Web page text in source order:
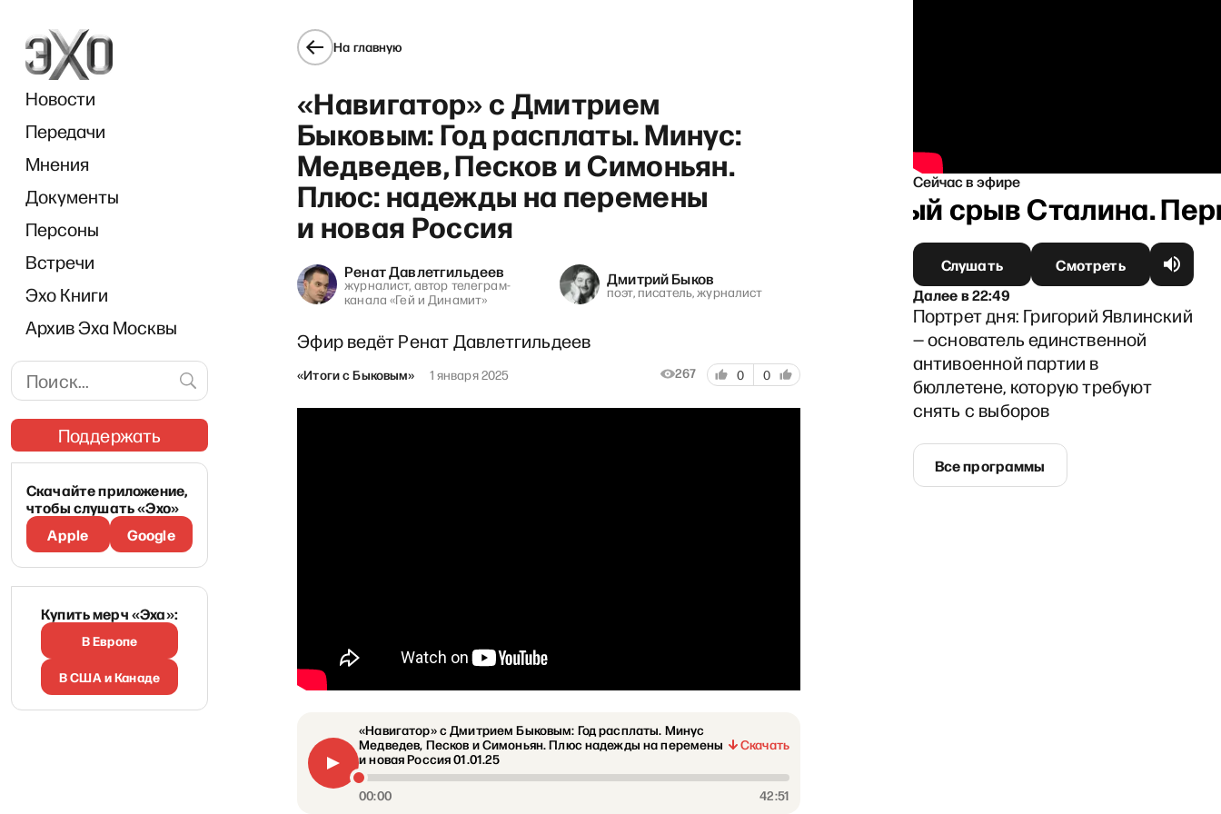
Новости
Передачи
Мнения
Документы
Персоны
Встречи
Эхо Книги
Архив Эха Москвы
Поддержать
Скачайте приложение,
чтобы слушать «Эхо»
Apple
Google
Купить мерч «Эха»:
В Европе
В США и Канаде
На главную
«Навигатор» с Дмитрием
Быковым: Год расплаты. Минус:
Медведев, Песков и Симоньян.
Плюс: надежды на перемены
и новая Россия
Ренат Давлетгильдеев
журналист, автор телеграм-
канала «Гей и Динамит»
Дмитрий Быков
поэт, писатель, журналист
Эфир ведёт Ренат Давлетгильдеев
«Итоги с Быковым» 1 января 2025 267 0 0
«Навигатор» с Дмитрием Быковым: Год расплаты. Минус
Медведев, Песков и Симоньян. Плюс надежды на перемены
и новая Россия 01.01.25
Скачать
00:00 42:51
Сейчас в эфире
«Подкаст Сергея Смирнова»: Нервный срыв Сталина.
Слушать
Смотреть
Далеев22:49
Портрет дня: Григорий Явлинский
— основатель единственной
антивоенной партии в
бюллетене, которую требуют
снять с выборов
Все программы